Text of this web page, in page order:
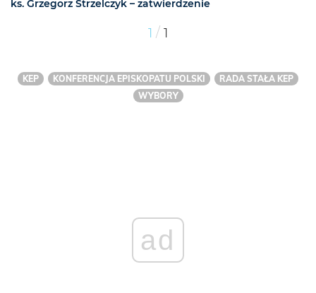
ks. Grzegorz Strzelczyk – zatwierdzenie
1 / 1
KEP KONFERENCJA EPISKOPATU POLSKI
RADA STAŁA KEP
WYBORY
ad